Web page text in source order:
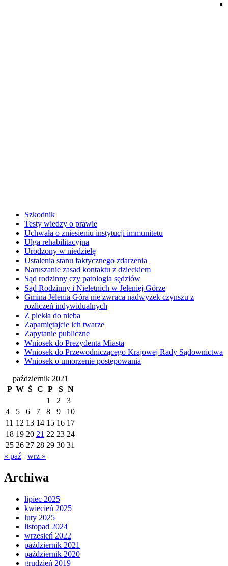
Szkodnik
Testy wiedzy o prawie
Uchwała o zniesieniu instytucji immunitetu
Ulga rehabilitacyjna
Urodzony w niedzielę
Ustalenia stanu faktycznego zdarzenia
Naruszanie zasad kontaktu z dzieckiem
Sąd rodzinny czy patologia sędziów
Sąd Rodzinny i Nieletnich w Jeleniej Górze
Gmina Jelenia Góra nie zwraca nadwyżek czynszu z
rozliczeń indywidualnych
Z piekła do nieba
Zapamiętajcie ich twarze
Zapytanie publiczne
Wniosek do Prezydenta Miasta
Wniosek do Przewodniczącego Krajowej Rady Sądownictwa
Wniosek o umorzenie postępowania
październik 2021
P W Ś C P S N
1
2
3
4
5 6 7 8 9
10
11 12 13 14 15 16 17
18 19 20 21 22 23 24
25 26 27 28 29 30 31
« paź
wrz »
Archiwa
lipiec 2025
kwiecień 2025
luty 2025
listopad 2024
wrzesień 2022
październik 2021
październik 2020
grudzień 2019